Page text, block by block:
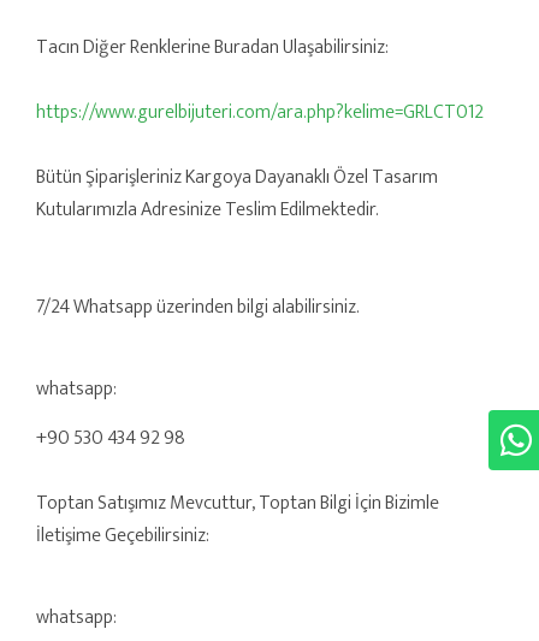
Tacın Diğer Renklerine Buradan Ulaşabilirsiniz:
https://www.gurelbijuteri.com/ara.php?kelime=GRLCT012
Bütün Şiparişleriniz Kargoya Dayanaklı Özel Tasarım
Kutularımızla Adresinize Teslim Edilmektedir.
7/24 Whatsapp üzerinden bilgi alabilirsiniz.
whatsapp:
+90 530 434 92 98
Toptan Satışımız Mevcuttur, Toptan Bilgi İçin Bizimle
İletişime Geçebilirsiniz:
whatsapp: